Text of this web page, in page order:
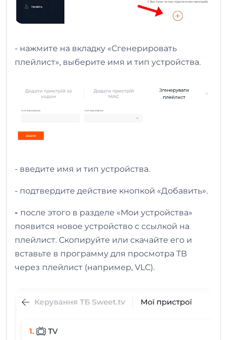
- нажмите на вкладку «Сгенерировать
плейлист», выберите имя и тип устройства.
- введите имя и тип устройства.
- подтвердите действие кнопкой «Добавить».
- после этого в разделе «Мои устройства»
появится новое устройство с ссылкой на
плейлист. Скопируйте или скачайте его и
вставьте в программу для просмотра ТВ
через плейлист (например, VLC).